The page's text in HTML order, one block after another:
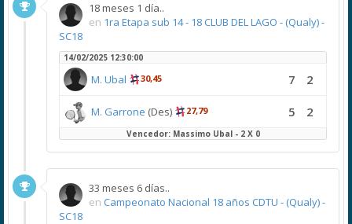
18 meses 1 día..
en 1ra Etapa sub 14 - 18 CLUB DEL LAGO - (Qualy) -
SC18
14/02/2025 12:30:00
M. Ubal 30,45 7 2
M. Garrone (Des) 27,79 5 2
Vencedor: Massimo Ubal - 2 X 0
33 meses 6 días..
en Campeonato Nacional 18 años CDTU - (Qualy) -
SC18